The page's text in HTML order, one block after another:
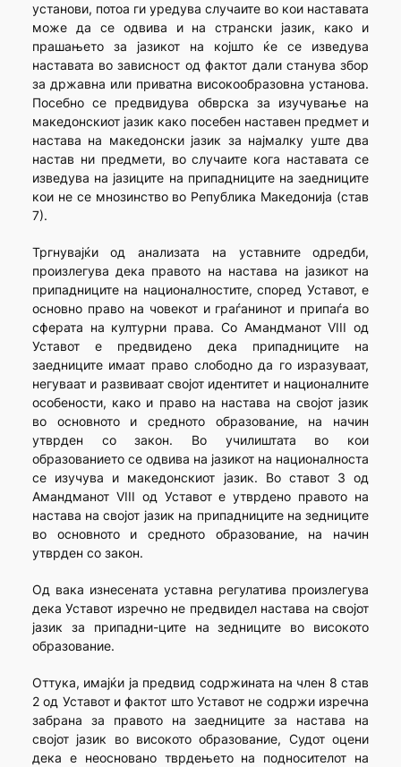
установи, потоа ги уредува случаите во кои наставата
може да се одвива и на странски јазик, како и
прашањето за јазикот на којшто ќе се изведува
наставата во зависност од фактот дали станува збор
за државна или приватна високообразовна установа.
Посебно се предвидува обврска за изучување на
македонскиот јазик како посебен наставен предмет и
настава на македонски јазик за најмалку уште два
настав ни предмети, во случаите кога наставата се
изведува на јазиците на припадниците на заедниците
кои не се мнозинство во Република Македонија (став
7).
Тргнувајќи од анализата на уставните одредби,
произлегува дека правото на настава на јазикот на
припадниците на националностите, според Уставот, е
основно право на човекот и граѓанинот и припаѓа во
сферата на културни права. Со Амандманот VIII од
Уставот е предвидено дека припадниците на
заедниците имаат право слободно да го изразуваат,
негуваат и развиваат својот идентитет и националните
особености, како и право на настава на својот јазик
во основното и средното образование, на начин
утврден со закон. Во училиштата во кои
образованието се одвива на јазикот на националноста
се изучува и македонскиот јазик. Во ставот 3 од
Амандманот VIII од Уставот е утврдено правото на
настава на својот јазик на припадниците на зедниците
во основното и средното образование, на начин
утврден со закон.
Од вака изнесената уставна регулатива произлегува
дека Уставот изречно не предвидел настава на својот
јазик за припадни-ците на зедниците во високото
образование.
Оттука, имајќи ја предвид содржината на член 8 став
2 од Уставот и фактот што Уставот не содржи изречна
забрана за правото на заедниците за настава на
својот јазик во високото образование, Судот оцени
дека е неосновано тврдењето на подносителот на